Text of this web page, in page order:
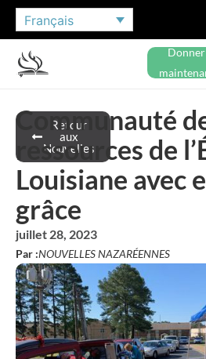
Français
Donner
Retour
aux
Nouvelles
Communauté
ressources de
Louisiane avec
grâce
juillet 28, 2023
Par :NOUVELLES NAZARÉENNES